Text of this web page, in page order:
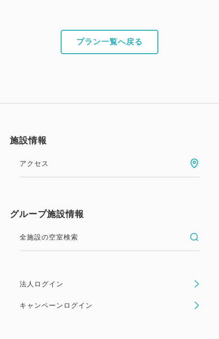
※清掃日以外でも客室メンテナンス、緊急時には入室
させていただくことがございます。
※近隣駐車場は提携外のため、割引はございません。
プラン一覧へ戻る
施設情報
アクセス
グループ施設情報
全施設の空室検索
法人ログイン
キャンペーンログイン